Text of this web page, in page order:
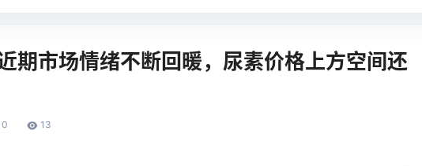
期市场情绪不断回暖，尿素价格上方空间还
0 13